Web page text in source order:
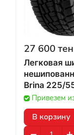
27 600
Легковая
Привезем
В корзину